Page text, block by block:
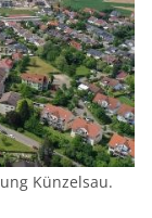
Künzelsau.